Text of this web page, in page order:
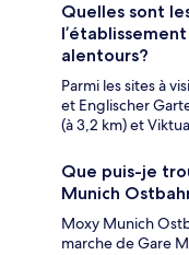
Quelles sont
alentours?
Parmi les sites à
et Englischer
(à 3,2 km) et
Que puis-je
Munich
Moxy Munich
marche de Gare